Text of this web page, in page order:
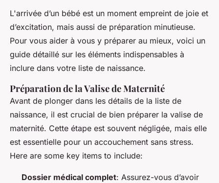
L'arrivée d’un bébé est un moment empreint de joie et
d’excitation, mais aussi de préparation minutieuse.
Pour vous aider à vous y préparer au mieux, voici un
guide détaillé sur les éléments indispensables à
inclure dans votre liste de naissance.
Préparation de la Valise de Maternité
Avant de plonger dans les détails de la liste de
naissance, il est crucial de bien préparer la valise de
maternité. Cette étape est souvent négligée, mais elle
est essentielle pour un accouchement sans stress.
Here are some key items to include:
Dossier médical complet: Assurez-vous d’avoir